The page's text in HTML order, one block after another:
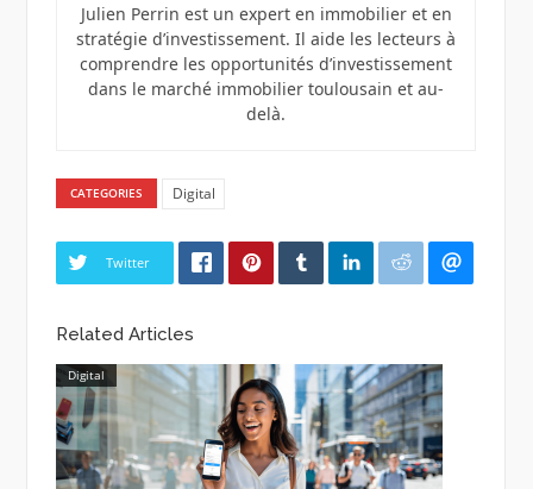
Julien Perrin est un expert en immobilier et en
stratégie d’investissement. Il aide les lecteurs à
comprendre les opportunités d’investissement
dans le marché immobilier toulousain et au-
delà.
CATEGORIES Digital
Twitter
Related Articles
Digital